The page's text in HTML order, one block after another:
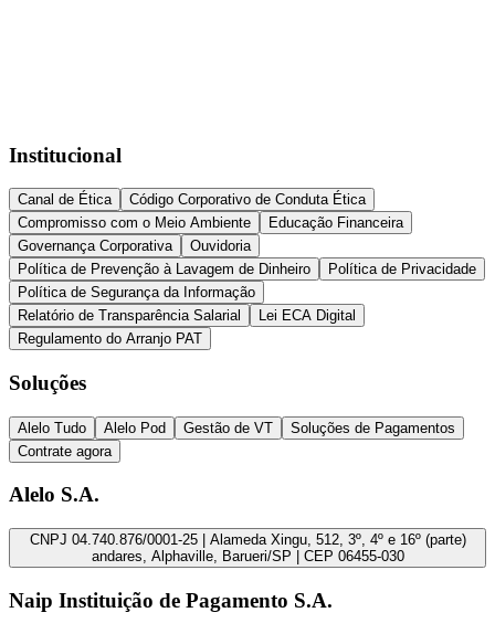
Institucional
Canal de Ética
Código Corporativo de Conduta Ética
Compromisso com o Meio Ambiente
Educação Financeira
Governança Corporativa
Ouvidoria
Política de Prevenção à Lavagem de Dinheiro
Política de Privacidade
Política de Segurança da Informação
Relatório de Transparência Salarial
Lei ECA Digital
Regulamento do Arranjo PAT
Soluções
Alelo Tudo Alelo Pod Gestão de VT
Soluções de Pagamentos
Contrate agora
Alelo S.A.
CNPJ 04.740.876/0001-25 | Alameda Xingu, 512, 3º, 4º e 16º (parte)
andares, Alphaville, Barueri/SP | CEP 06455-030
Naip Instituição de Pagamento S.A.